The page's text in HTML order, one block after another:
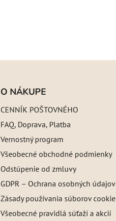
O NÁKUPE
CENNÍK POŠTOVNÉHO
FAQ, Doprava, Platba
Vernostný program
Všeobecné obchodné podmienky
Odstúpenie od zmluvy
GDPR – Ochrana osobných údajov
Zásady používania súborov cookie
Všeobecné pravidlá súťaží a akcií